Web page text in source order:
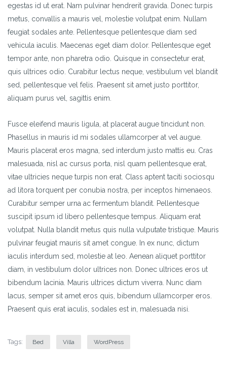
egestas id ut erat. Nam pulvinar hendrerit gravida. Donec turpis
metus, convallis a mauris vel, molestie volutpat enim. Nullam
feugiat sodales ante. Pellentesque pellentesque diam sed
vehicula iaculis. Maecenas eget diam dolor. Pellentesque eget
tempor ante, non pharetra odio. Quisque in consectetur erat,
quis ultrices odio. Curabitur lectus neque, vestibulum vel blandit
sed, pellentesque vel felis. Praesent sit amet justo porttitor,
aliquam purus vel, sagittis enim.
Fusce eleifend mauris ligula, at placerat augue tincidunt non.
Phasellus in mauris id mi sodales ullamcorper at vel augue.
Mauris placerat eros magna, sed interdum justo mattis eu. Cras
malesuada, nisl ac cursus porta, nisl quam pellentesque erat,
vitae ultricies neque turpis non erat. Class aptent taciti sociosqu
ad litora torquent per conubia nostra, per inceptos himenaeos.
Curabitur semper urna ac fermentum blandit. Pellentesque
suscipit ipsum id libero pellentesque tempus. Aliquam erat
volutpat. Nulla blandit metus quis nulla vulputate tristique. Mauris
pulvinar feugiat mauris sit amet congue. In ex nunc, dictum
iaculis interdum sed, molestie at leo. Aenean aliquet porttitor
diam, in vestibulum dolor ultrices non. Donec ultrices eros ut
bibendum lacinia. Mauris ultrices dictum viverra. Nunc diam
lacus, semper sit amet eros quis, bibendum ullamcorper eros.
Praesent quis erat iaculis, sodales est in, malesuada nisi.
Tags: Bed Villa WordPress